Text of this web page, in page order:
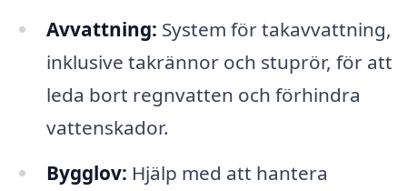
Avvattning: System för takavvattning,
inklusive takrännor och stuprör, för att
leda bort regnvatten och förhindra
vattenskador.
Bygglov: Hjälp med att hantera